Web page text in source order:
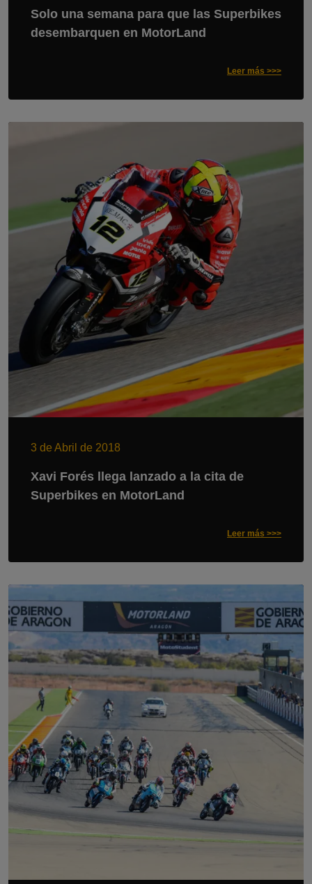
Solo una semana para que las Superbikes
desembarquen en MotorLand
Leer más >>>
3 de Abril de 2018
Xavi Forés llega lanzado a la cita de
Superbikes en MotorLand
Leer más >>>